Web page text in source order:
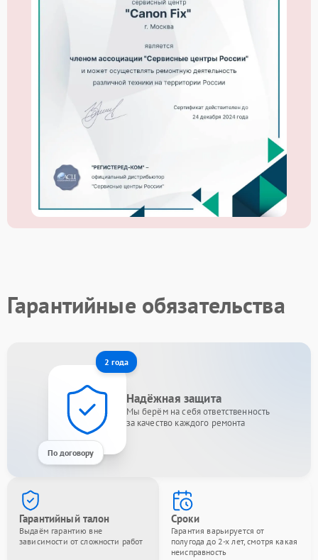
Гарантийные обязательства
2 года
По договору
Надёжная защита
Мы берём на себя ответственность
за качество каждого ремонта
Гарантийный талон
Выдаём гарантию вне
зависимости от сложности работ
Сроки
Гарантия варьируется от
полугода до 2-х лет, смотря какая
неисправность